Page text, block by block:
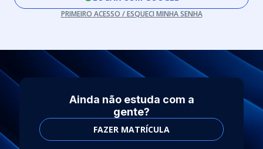
PRIMEIRO ACESSO / ESQUECI MINHA SENHA
Ainda não estuda com a
gente?
FAZER MATRÍCULA